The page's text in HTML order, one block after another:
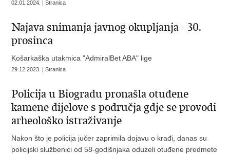
02.01.2024. | Stranica
Najava snimanja javnog okupljanja - 30.
prosinca
Košarkaška utakmica "AdmiralBet ABA" lige
29.12.2023. | Stranica
Policija u Biogradu pronašla otuđene
kamene dijelove s područja gdje se provodi
arheološko istraživanje
Nakon što je policija jučer zaprimila dojavu o krađi, danas su
policijski službenici od 58-godišnjaka oduzeli otuđene predmete